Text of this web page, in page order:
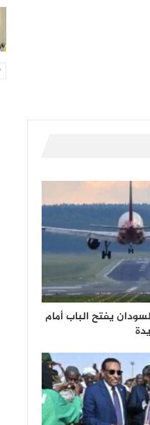
يفتح الباب أمام